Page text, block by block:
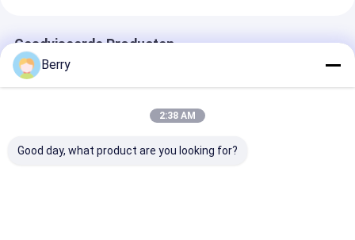
Geadviseerde Producten
Berry
2:38 AM
Good day, what product are you looking for?